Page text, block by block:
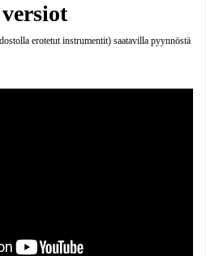
erotetut instrumentit) saatavilla pyynnöstä